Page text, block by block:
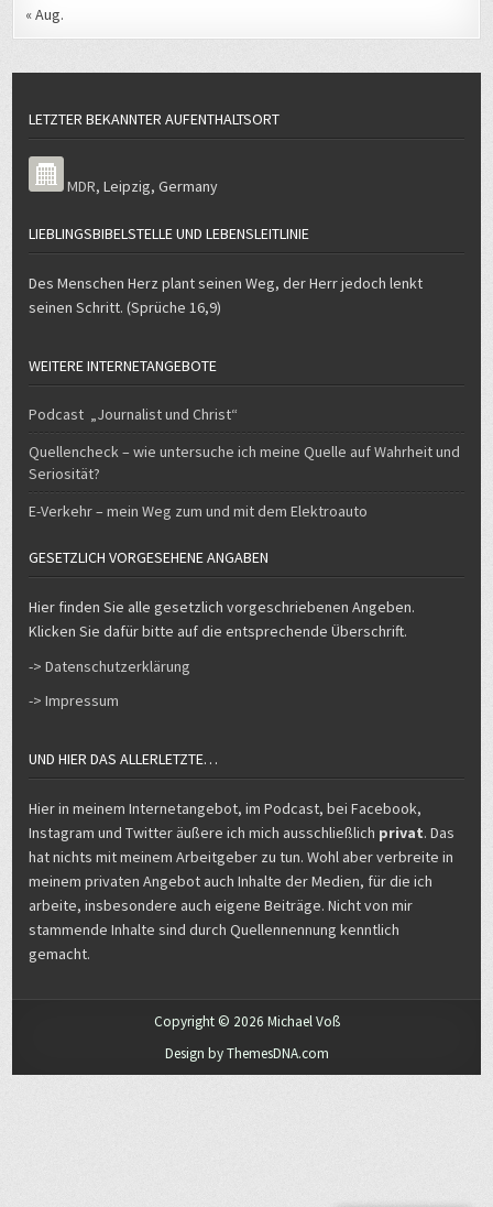
« Aug.
LETZTER BEKANNTER AUFENTHALTSORT
MDR,Leipzig,Germany
LIEBLINGSBIBELSTELLE UND LEBENSLEITLINIE
Des Menschen Herz plant seinen Weg, der Herr jedoch lenkt
seinen Schritt. (Sprüche 16,9)
WEITERE INTERNETANGEBOTE
Podcast „Journalist und Christ“
Quellencheck – wie untersuche ich meine Quelle auf Wahrheit und
Seriosität?
E-Verkehr – mein Weg zum und mit dem Elektroauto
GESETZLICH VORGESEHENE ANGABEN
Hier finden Sie alle gesetzlich vorgeschriebenen Angeben.
Klicken Sie dafür bitte auf die entsprechende Überschrift.
-> Datenschutzerklärung
-> Impressum
UND HIER DAS ALLERLETZTE…
Hier in meinem Internetangebot, im Podcast, bei Facebook,
Instagram und Twitter äußere ich mich ausschließlich privat. Das
hat nichts mit meinem Arbeitgeber zu tun. Wohl aber verbreite in
meinem privaten Angebot auch Inhalte der Medien, für die ich
arbeite, insbesondere auch eigene Beiträge. Nicht von mir
stammende Inhalte sind durch Quellennennung kenntlich
gemacht.
Copyright © 2026 Michael Voß
Design by ThemesDNA.com